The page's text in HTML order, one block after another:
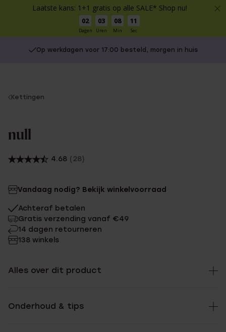
Laatste kans: 1+1 gratis op alle SALE* Shop nu!
02
Dagen
03
Uren
08
Min
11
Sec
Op werkdagen voor 17:00 besteld, morgen in huis
You
Kettingen
null
4.68 (28)
Vandaag nodig? Bekijk winkelvoorraad
Achteraf betalen
Gratis verzending vanaf €49
14 dagen retourneren
138 winkels
Alles over dit product
Onderhoud & tips